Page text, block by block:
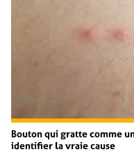
Bouton qui gratte comme
identifier la vraie cause